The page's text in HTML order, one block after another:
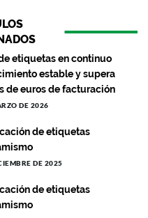
etiquetas en continuo
estable y supera
de euros de facturación
DE 2026
de etiquetas
DE 2025
de etiquetas